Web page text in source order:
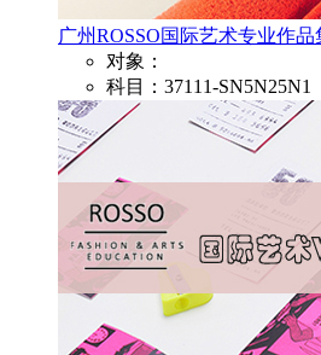
广州ROSSO国际艺术专业作品
对象：
科目：37111-SN5N25N1